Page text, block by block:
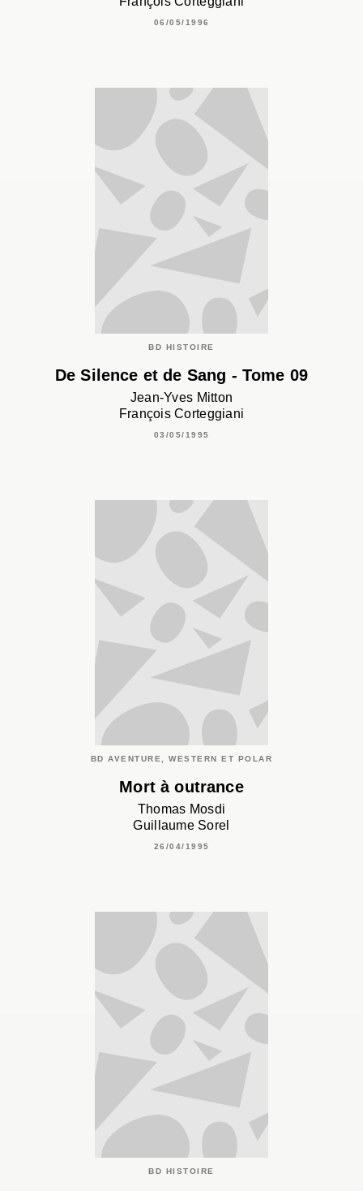
06/05/1996
BD HISTOIRE
De Silence et de Sang - Tome 09
Jean-Yves Mitton
François Corteggiani
03/05/1995
BD AVENTURE, WESTERN ET POLAR
Mort à outrance
Thomas Mosdi
Guillaume Sorel
26/04/1995
BD HISTOIRE